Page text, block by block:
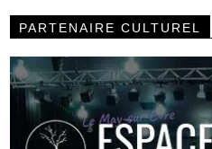
PARTENAIRE CULTUREL